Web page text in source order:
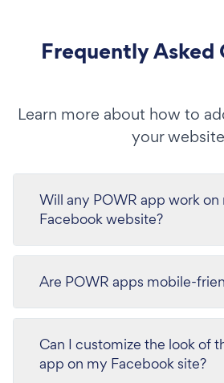
Frequently Asked
Learn more about how to
your
Will any POWR app work on
Facebook website?
Are POWR apps mobile-
Can I customize the look of
app on my Facebook site?